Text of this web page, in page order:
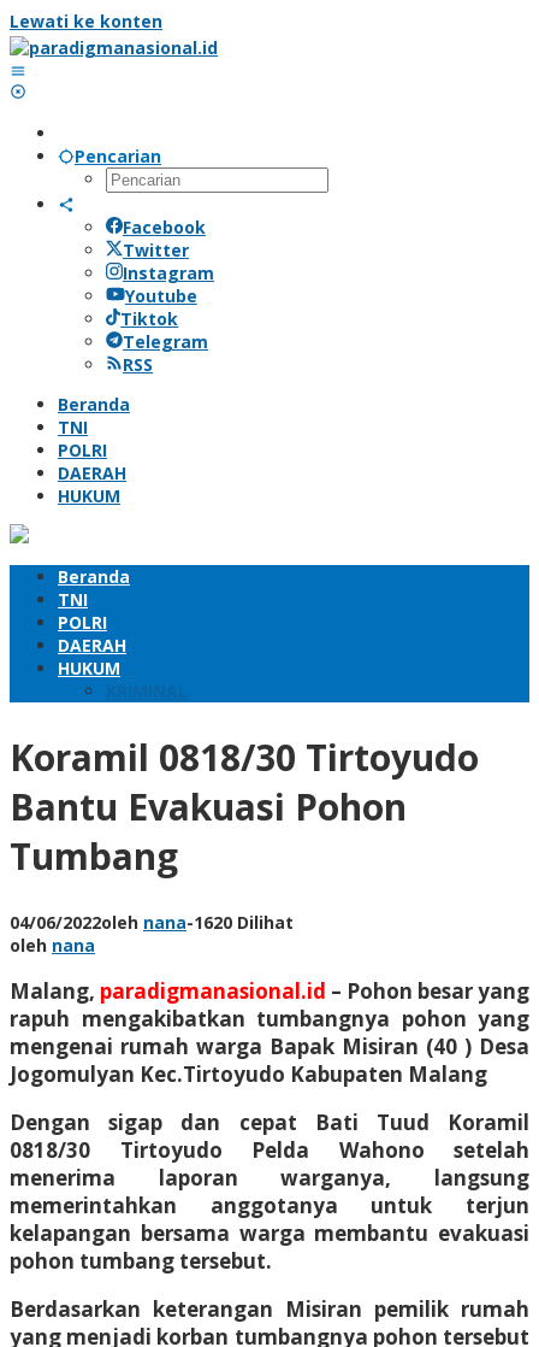
Lewati ke konten
Pencarian
Facebook
Twitter
Instagram
Youtube
Tiktok
Telegram
RSS
Beranda
TNI
POLRI
DAERAH
HUKUM
Beranda
TNI
POLRI
DAERAH
HUKUM
KRIMINAL
Koramil 0818/30 Tirtoyudo
Bantu Evakuasi Pohon
Tumbang
04/06/2022oleh nana-1620 Dilihat
oleh nana
Malang, paradigmanasional.id – Pohon besar yang
rapuh mengakibatkan tumbangnya pohon yang
mengenai rumah warga Bapak Misiran (40 ) Desa
Jogomulyan Kec.Tirtoyudo Kabupaten Malang
Dengan sigap dan cepat Bati Tuud Koramil
0818/30 Tirtoyudo Pelda Wahono setelah
menerima laporan warganya, langsung
memerintahkan anggotanya untuk terjun
kelapangan bersama warga membantu evakuasi
pohon tumbang tersebut.
Berdasarkan keterangan Misiran pemilik rumah
yang menjadi korban tumbangnya pohon tersebut